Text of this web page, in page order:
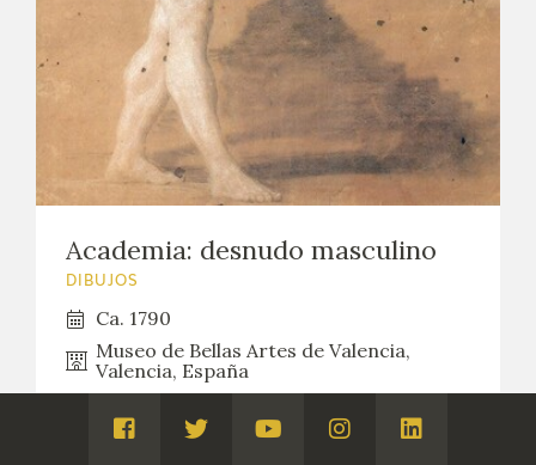
Academia: desnudo masculino
DIBUJOS
Ca. 1790
Museo de Bellas Artes de Valencia,
Valencia, España
Visita
Visita
Visita
Visita
Visita